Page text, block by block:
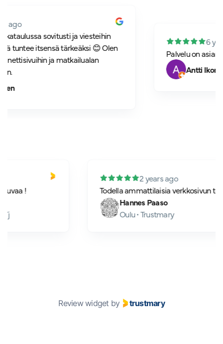
sovitusti ja viesteihin
tärkeäksi 😊 Olen
ja matkailualan
6 years ago
Palvelu on asiantuntevaa
Antti Ikonen
2 years ago
Todella ammattilaisia
Hannes Paaso
Oulu • Trustmary
sujuvaa !
Oy • Tj
Review widget by trustmary